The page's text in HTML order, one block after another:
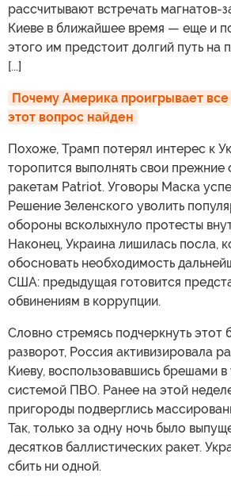
рассчитывают встречать магнатов-
Киеве в ближайшее время — еще и
этого им предстоит долгий путь на
[...]
Почему Америка проигрывает
этот вопрос найден
Похоже, Трамп потерял интерес к
торопится выполнять свои прежние
ракетам Patriot. Уговоры Маска
Решение Зеленского уволить
обороны всколыхнуло протесты
Наконец, Украина лишилась посла,
обосновать необходимость
США: предыдущая готовится
обвинениям в коррупции.
Словно стремясь подчеркнуть этот
разворот, Россия активизировала
Киеву, воспользовавшись брешами
системой ПВО. Ранее на этой
пригороды подверглись
Так, только за одну ночь было
десятков баллистических ракет.
сбить ни одной.